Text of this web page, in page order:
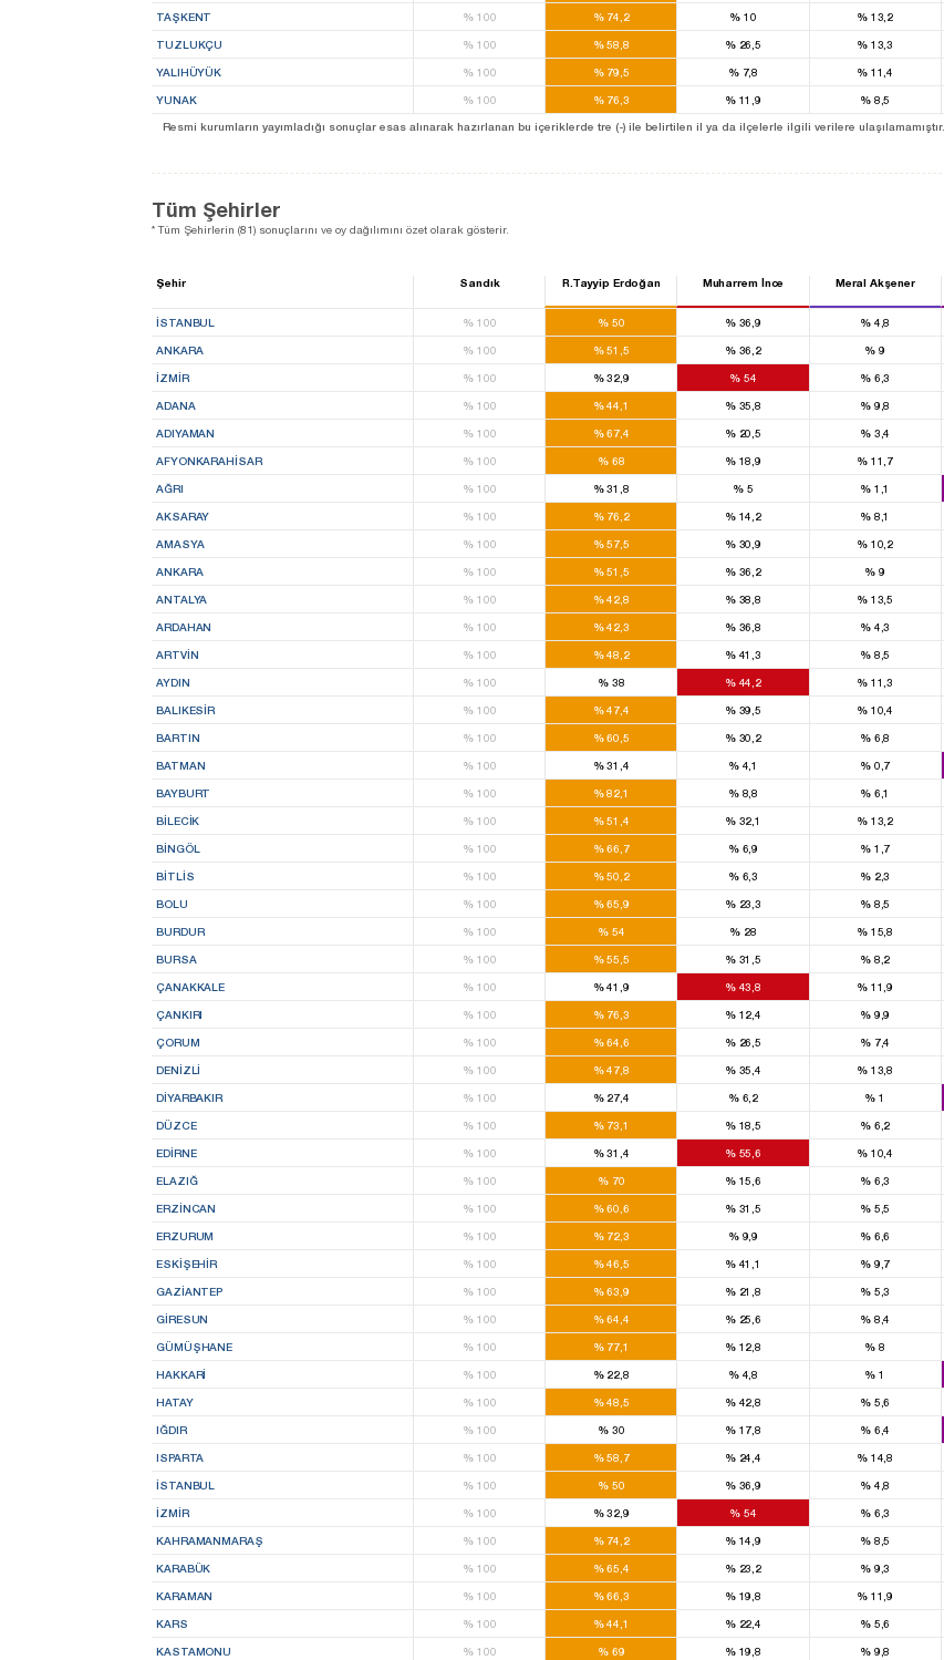
TAŞKENT %100 %74,2 % 10 %13,2
TUZLUKÇU %100 %58,8 %26,5 %13,3
YALIHÜYÜK %100 %79,5 %7,8 %11,4
YUNAK %100 %76,3 %11,9 %8,5
Resmi kurumların yayımladığı sonuçlar esas alınarak hazırlanan bu içeriklerde tre (-) ile belirtilen il ya da ilçelerle ilgili verilere ulaşılamamıştır.
Tüm Şehirler
* Tüm Şehirlerin (81) sonuçlarını ve oy dağılımını özet olarak gösterir.
Şehir Sandık R.Tayyip Erdoğan Muharrem İnce Meral Akşener
İSTANBUL %100 %50 %36,9 %4,8
ANKARA %100 %51,5 %36,2 % 9
İZMIR %100 %32,9 % 54 %6,3
ADANA %100 %44,1 %35,8 %9,8
ADIYAMAN %100 %67,4 %20,5 %3,4
AFYONKARAHISAR %100 %68 %18,9 %11,7
AĞRI %100 %31,8 % 5 %1,1
AKSARAY %100 %76,2 %14,2 %8,1
AMASYA %100 %57,5 %30,9 %10,2
ANKARA %100 %51,5 %36,2 % 9
ANTALYA %100 %42,8 %38,8 %13,5
ARDAHAN %100 %42,3 %36,8 %4,3
ARTVIN %100 %48,2 %41,3 %8,5
AYDIN %100 %38 %44,2 %11,3
BALIKESIR %100 %47,4 %39,5 %10,4
BARTIN %100 %60,5 %30,2 %6,8
BATMAN %100 %31,4 %4,1 %0,7
BAYBURT %100 %82,1 %8,8 %6,1
BILECIK %100 %51,4 %32,1 %13,2
BINGÖL %100 %66,7 %6,9 %1,7
BITLIS %100 %50,2 %6,3 %2,3
BOLU %100 %65,9 %23,3 %8,5
BURDUR %100 %54 % 28 %15,8
BURSA %100 %55,5 %31,5 %8,2
ÇANAKKALE %100 %41,9 %43,8 %11,9
ÇANKIRI %100 %76,3 %12,4 %9,9
ÇORUM %100 %64,6 %26,5 %7,4
DENIZLI %100 %47,8 %35,4 %13,8
DIYARBAKIR %100 %27,4 %6,2 % 1
DÜZCE %100 %73,1 %18,5 %6,2
EDIRNE %100 %31,4 %55,6 %10,4
ELAZIĞ %100 %70 %15,6 %6,3
ERZINCAN %100 %60,6 %31,5 %5,5
ERZURUM %100 %72,3 %9,9 %6,6
ESKIŞEHIR %100 %46,5 %41,1 %9,7
GAZIANTEP %100 %63,9 %21,8 %5,3
GIRESUN %100 %64,4 %25,6 %8,4
GÜMÜŞHANE %100 %77,1 %12,8 % 8
HAKKARI %100 %22,8 %4,8 % 1
HATAY %100 %48,5 %42,8 %5,6
IĞDIR %100 %30 %17,8 %6,4
ISPARTA %100 %58,7 %24,4 %14,8
İSTANBUL %100 %50 %36,9 %4,8
İZMIR %100 %32,9 % 54 %6,3
KAHRAMANMARAŞ %100 %74,2 %14,9 %8,5
KARABÜK %100 %65,4 %23,2 %9,3
KARAMAN %100 %66,3 %19,8 %11,9
KARS %100 %44,1 %22,4 %5,6
KASTAMONU %100 %69 %19,8 %9,8